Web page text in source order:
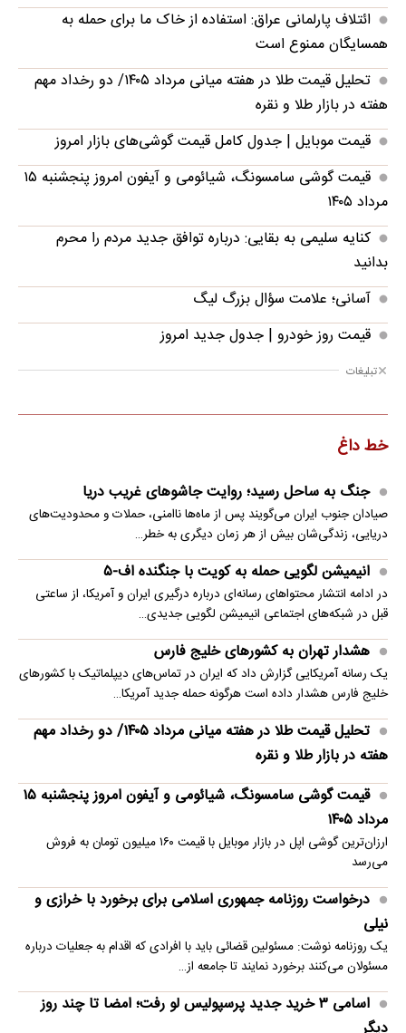
ائتلاف پارلمانی عراق: استفاده از خاک ما برای حمله به
همسایگان ممنوع است
تحلیل قیمت طلا در هفته میانی مرداد ۱۴۰۵/ دو رخداد مهم
هفته در بازار طلا و نقره
قیمت موبایل‌ | جدول کامل قیمت گوشی‌های بازار امروز
قیمت گوشی سامسونگ، شیائومی و آیفون امروز پنجشنبه ۱۵
مرداد ۱۴۰۵
کنایه سلیمی به بقایی: درباره توافق جدید مردم را محرم
بدانید
آسانی؛ علامت سؤال بزرگ لیگ
قیمت روز خودرو | جدول جدید امروز
تبلیغات
خط داغ
جنگ به ساحل رسید؛ روایت جاشوهای غریب دریا
صیادان جنوب ایران می‌گویند پس از ماه‌ها ناامنی، حملات و محدودیت‌های
دریایی، زندگی‌شان بیش از هر زمان دیگری به خطر…
انیمیشن لگویی حمله به کویت با جنگنده اف-۵
در ادامه انتشار محتواهای رسانه‌ای درباره درگیری ایران و آمریکا، از ساعتی
قبل در شبکه‌های اجتماعی انیمیشن لگویی جدیدی…
هشدار تهران به کشورهای خلیج فارس
یک رسانه آمریکایی گزارش داد که ایران در تماس‌های دیپلماتیک با کشورهای
خلیج فارس هشدار داده است هرگونه حمله جدید آمریکا…
تحلیل قیمت طلا در هفته میانی مرداد ۱۴۰۵/ دو رخداد مهم
هفته در بازار طلا و نقره
قیمت گوشی سامسونگ، شیائومی و آیفون امروز پنجشنبه ۱۵
مرداد ۱۴۰۵
ارزان‌ترین گوشی اپل در بازار موبایل با قیمت ۱۶۰ میلیون تومان به فروش
می‌رسد
درخواست روزنامه جمهوری اسلامی برای برخورد با خرازی و
نیلی
یک روزنامه نوشت: مسئولین قضائی باید با افرادی که اقدام به جعلیات درباره
مسئولان می‌کنند برخورد نمایند تا جامعه از…
اسامی ۳ خرید جدید پرسپولیس لو رفت؛ امضا تا چند روز